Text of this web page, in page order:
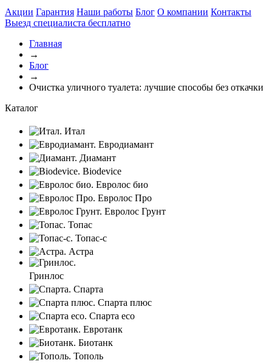
Акции Гарантия Наши работы Блог О компании Контакты
Выезд специалиста бесплатно
Главная
→
Блог
→
Очистка уличного туалета: лучшие способы без откачки
Каталог
Итал
Евродиамант
Диамант
Biodevice
Евролос био
Евролос Про
Евролос Грунт
Топас
Топас-с
Астра
Гринлос
Спарта
Спарта плюс
Спарта eco
Евротанк
Биотанк
Тополь